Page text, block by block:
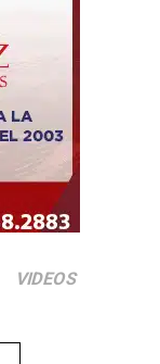
VIDEOS